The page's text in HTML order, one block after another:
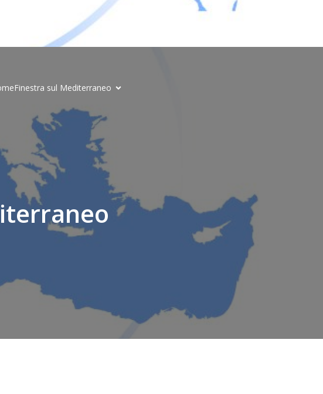
Finestra sul Mediterraneo